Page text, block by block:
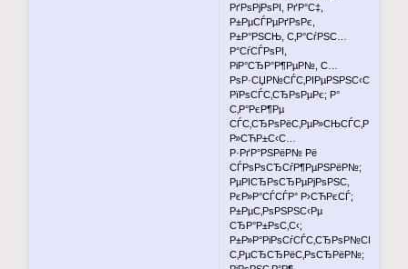
РґРѕРјРѕРІ, РґР°С‡,
Р±РµСЃРµРґРѕРє,
Р±Р°РЅСЊ, С‚Р°СѓРЅС…
Р°СѓСЃРѕРІ,
РіР°СЂР°Р¶РµР№, С…
РѕР·СЏР№СЃС‚РІРµРЅРЅС‹С…
РїРѕСЃС‚СЂРѕРµРє; Р°
С‚Р°РєР¶Рµ
СЃС‚СЂРѕРёС‚РµР»СЊСЃС‚РІРѕ
Р»СЋР±С‹С…
Р·РґР°РЅРёР№ Рё
СЃРѕРѕСЂСѓР¶РµРЅРёР№;
РµРІСЂРѕСЂРµРјРѕРЅС‚
РєР»Р°СЃСЃР° Р›СЋРєСЃ;
Р±РµС‚РѕРЅРЅС‹Рµ
СЂР°Р±РѕС‚С‹;
Р±Р»Р°РіРѕСѓСЃС‚СЂРѕР№СЃС‚РІРѕ
С‚РµСЂСЂРёС‚РѕСЂРёР№;